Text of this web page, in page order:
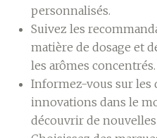
personnalisés.
Suivez les
matière de dosage et
les arômes concentrés.
Informez-vous sur les
innovations dans le
découvrir de